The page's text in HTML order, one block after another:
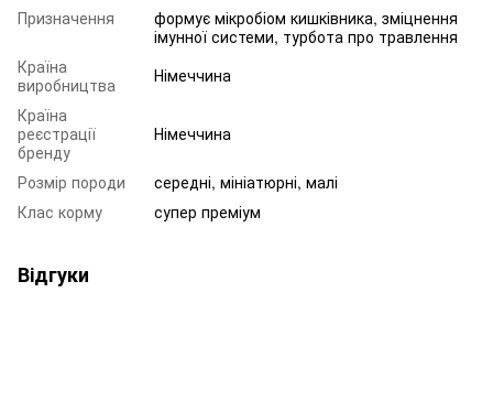
Призначення
формує мікробіом кишківника, зміцнення
імунної системи, турбота про травлення
Країна
виробництва
Німеччина
Країна
реєстрації
бренду
Німеччина
Розмір породи
середні, мініатюрні, малі
Клас корму
супер преміум
Відгуки